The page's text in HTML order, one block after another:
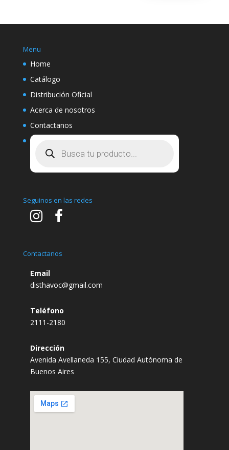
Menu
Home
Catálogo
Distribución Oficial
Acerca de nosotros
Contactanos
Seguinos en las redes
Contactanos
Email
disthavoc@gmail.com
Teléfono
2111-2180
Dirección
Avenida Avellaneda 155, Ciudad Autónoma de
Buenos Aires